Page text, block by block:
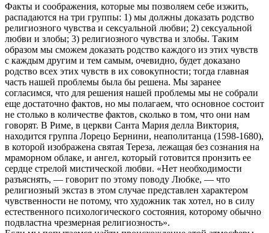
Факты и соображения, которые мы позволяем себе изжить,
распадаются на три группы: 1) мы должны доказать родство
религиозного чувства и сексуальной любви; 2) сексуальной
любви и злобы; 3) религиозного чувства и злобы. Таким
образом мы сможем доказать родство каждого из этих чувств
с каждым другим и тем самым, очевидно, будет доказано
родство всех этих чувств в их совокупности; тогда главная
часть нашей проблемы была бы решена. Мы заранее
согласимся, что для решения нашей проблемы мы не собрали
еще достаточно фактов, но мы полагаем, что основное состоит
не столько в количестве фактов, сколько в том, что они нам
говорят. В Риме, в церкви Санта Мария делла Виктория,
находится группа Лорецо Бернини, неаполитанца (1598-1680),
в которой изображена святая Тереза, лежащая без сознания на
мраморном облаке, и ангел, который готовится пронзить ее
сердце стрелой мистической любви. «Нет необходимости
разъяснять, — говорит по этому поводу Любке, — что
религиозный экстаз в этом случае представлен характером
чувственности не потому, что художник так хотел, но в силу
естественного психологического состояния, которому обычно
подвластна чрезмерная религиозность».